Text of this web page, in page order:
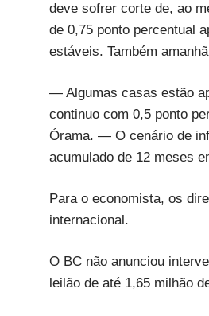
deve sofrer corte de, ao
de 0,75 ponto percentual
estáveis. Também
— Algumas casas estão
continuo com 0,5 ponto
Órama. — O cenário de
acumulado de 12 meses
Para o economista, os
internacional.
O BC não anunciou
leilão de até 1,65 milhão